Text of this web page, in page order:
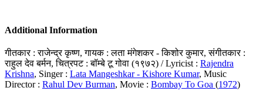
Additional Information
गीतकार : राजेन्द्र कृष्ण, गायक : लता मंगेशकर - किशोर कुमार, संगीतकार :
राहुल देव बर्मन, चित्रपट : बॉम्बे टू गोवा (१९७२) / Lyricist : Rajendra
Krishna, Singer : Lata Mangeshkar - Kishore Kumar, Music
Director : Rahul Dev Burman, Movie : Bombay To Goa (1972)